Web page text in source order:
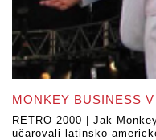
MONKEY BUSINESS
RETRO 2000 | Jak
učarovali latinsko-